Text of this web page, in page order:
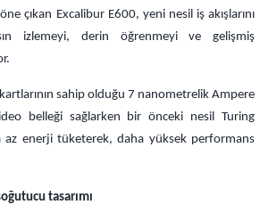
çıkan Excalibur E600, yeni nesil iş akışlarını
izlemeyi, derin öğrenmeyi ve gelişmiş
sahip olduğu 7 nanometrelik Ampere
belleği sağlarken bir önceki nesil Turing
az enerji tüketerek, daha yüksek performans
tasarımı